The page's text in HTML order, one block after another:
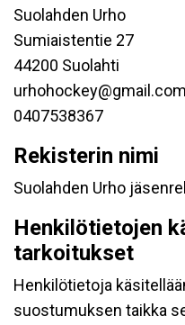
Suolahden Urho
Sumiaistentie 27
44200 Suolahti
urhohockey@gmail.com
0407538367
Rekisterin nimi
Suolahden Urho
Henkilötietojen
tarkoitukset
Henkilötietoja
suostumuksen taikka